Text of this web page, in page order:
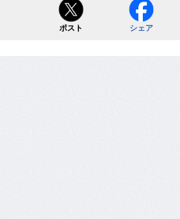
ポスト シェア